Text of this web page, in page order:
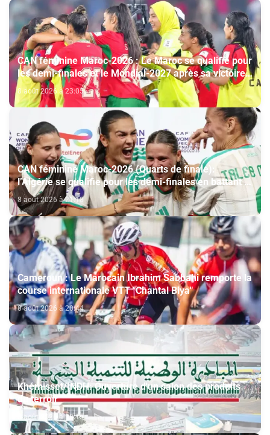
CAN féminine Maroc-2026 : Le Maroc se qualifie pour
les demi-finales et le Mondial-2027 après sa victoire
face à l’Afrique du Sud (2-1)
8 août 2026 à 23:05
CAN féminine Maroc-2026 (Quarts de finale):
l’Algérie se qualifie pour les demi-finales en battant la
Côte d’Ivoire (2-1)
8 août 2026 à 21:18
Cameroun : Le Marocain Ibrahim Sabbahi remporte la
course internationale VTT "Chantal Biya"
8 août 2026 à 20:44
Khémisset/INDH: Ouverture d'un salon des produits
du terroir
8 août 2026 à 18:15